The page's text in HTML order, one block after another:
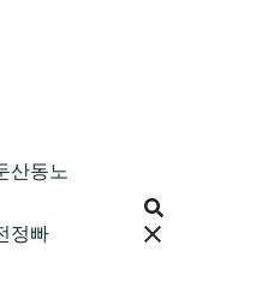
산동노
정빠